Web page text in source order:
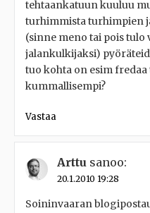
tehtaankatuun kuuluu
turhimmista turhimpien
(sinne meno tai pois
jalankulkijaksi)
tuo kohta on esim
kummallisempi?
Vastaa
Arttu sanoo:
20.1.2010 19:28
Soininvaaran